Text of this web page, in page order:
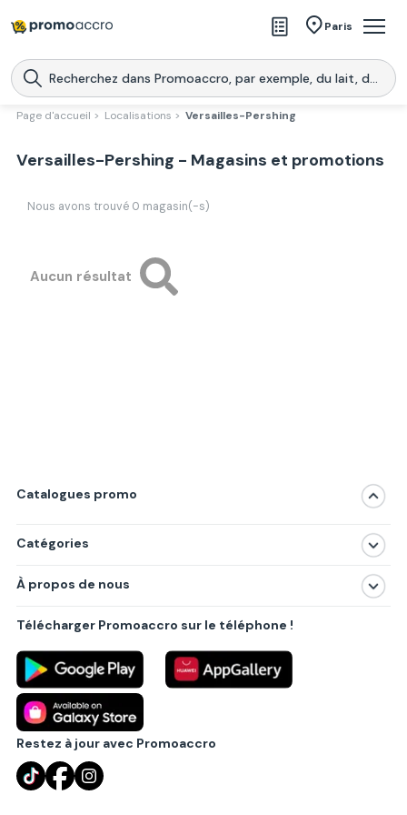
Paris
Magasins
Produits
Promoaccro
l'application
Page d'accueil > Localisations > Versailles-Pershing
Versailles-Pershing - Magasins et promotions
Nous avons trouvé 0 magasin(-s)
Aucun résultat
Catalogues promo
Catégories
Produits
Villes principales
À propos de nous
Politique de confidentialité
Règlements
Partenariat B2B
Blog
Contact
Télécharger Promoaccro sur le téléphone !
Restez à jour avec Promoaccro